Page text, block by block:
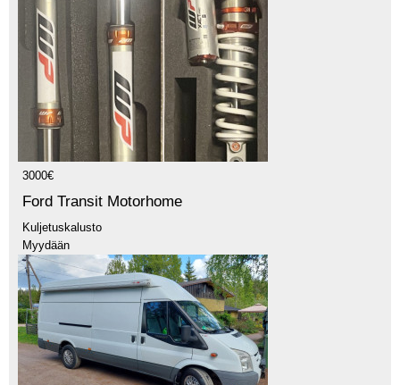
3000€
Ford Transit Motorhome
Kuljetuskalusto
Myydään